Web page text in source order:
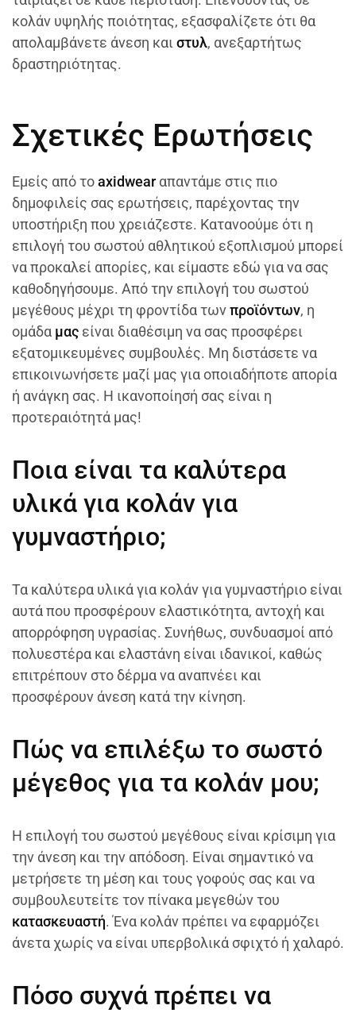
κολάν υψηλής ποιότητας, εξασφαλίζετε ότι θα
απολαμβάνετε άνεση και στυλ, ανεξαρτήτως
δραστηριότητας.
Σχετικές Ερωτήσεις
Εμείς από τοaxidwearαπαντάμε στις πιο
δημοφιλείς σας ερωτήσεις, παρέχοντας την
υποστήριξη που χρειάζεστε. Κατανοούμε ότι η
επιλογή του σωστού αθλητικού εξοπλισμού μπορεί
να προκαλεί απορίες, και είμαστε εδώ για να σας
καθοδηγήσουμε. Από την επιλογή του σωστού
μεγέθους μέχρι τη φροντίδα τωνπροϊόντων, η
ομάδα μας είναι διαθέσιμη να σας προσφέρει
εξατομικευμένες συμβουλές. Μη διστάσετε να
επικοινωνήσετε μαζί μας για οποιαδήποτε απορία
ή ανάγκη σας. Η ικανοποίησή σας είναι η
προτεραιότητά μας!
Ποια είναι τα καλύτερα
υλικά για κολάν για
γυμναστήριο;
Τα καλύτερα υλικά για κολάν για γυμναστήριο είναι
αυτά που προσφέρουν ελαστικότητα, αντοχή και
απορρόφηση υγρασίας. Συνήθως, συνδυασμοί από
πολυεστέρα και ελαστάνη είναι ιδανικοί, καθώς
επιτρέπουν στο δέρμα να αναπνέει και
προσφέρουν άνεση κατά την κίνηση.
Πώς να επιλέξω το σωστό
μέγεθος για τα κολάν μου;
Η επιλογή του σωστού μεγέθους είναι κρίσιμη για
την άνεση και την απόδοση. Είναι σημαντικό να
μετρήσετε τη μέση και τους γοφούς σας και να
συμβουλευτείτε τον πίνακα μεγεθών του
κατασκευαστή. Ένα κολάν πρέπει να εφαρμόζει
άνετα χωρίς να είναι υπερβολικά σφιχτό ή χαλαρό.
Πόσο συχνά πρέπει να